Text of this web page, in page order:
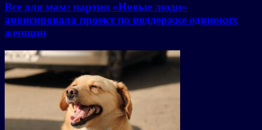
Все для мам: партия «Новые люди»
анонсировала проект по поддержке одиноких
женщин